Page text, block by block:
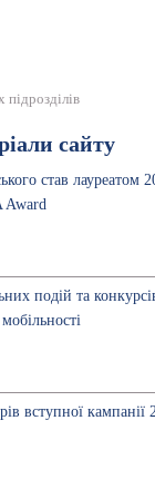
сайту
став лауреатом
Award
подій та
вступної кампанії